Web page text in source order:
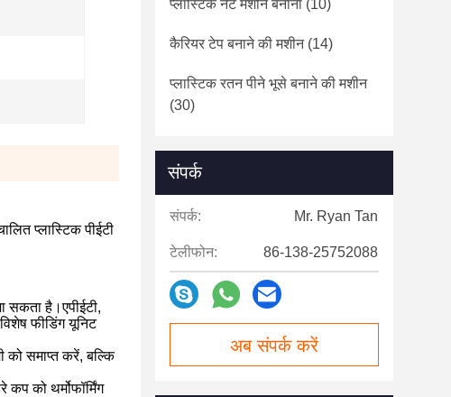
प्लास्टिक पीईटी
है।एपीईटी,
फीडिंग यूनिट
समाप्त करें, बल्कि
को थर्मोफॉर्मिंग
प्लास्टिक नेट मशीन बनाना (10)
कैरियर टेप बनाने की मशीन(14)
प्लास्टिक रतन पीने भूसे बनाने की मशीन
(30)
संपर्क
संपर्क: Mr. Ryan Tan
टेलीफोन: 86-138-25752088
अब संपर्क करें